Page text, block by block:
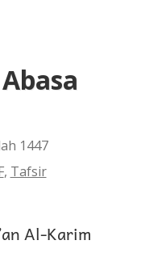
1447
, Tafsir
Al-Karim